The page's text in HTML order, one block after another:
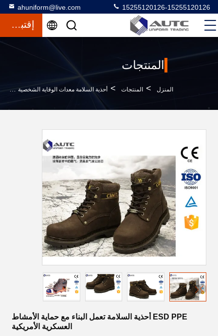
ahuniform@live.com 15255120126-15255120126
إقتباس
المنتجات
المنزل > المنتجات > أحذية السلامة معدات الوقاية الشخصية >
ESD PPE أحذية السلامة تعمل البناء مع حماية الأمشاط
العسكرية الأمريكية